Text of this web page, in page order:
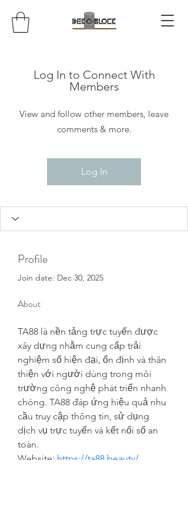
Log In to Connect With
Members
View and follow other members, leave
comments & more.
Log In
Profile
Join date: Dec 30, 2025
About
TA88 là nền tảng trực tuyến được
xây dựng nhằm cung cấp trải
nghiệm số hiện đại, ổn định và thân
thiện với người dùng trong môi
trường công nghệ phát triển nhanh
chóng. TA88 đáp ứng hiệu quả nhu
cầu truy cập thông tin, sử dụng
dịch vụ trực tuyến và kết nối số an
toàn.
Website: https://ta88.beauty/